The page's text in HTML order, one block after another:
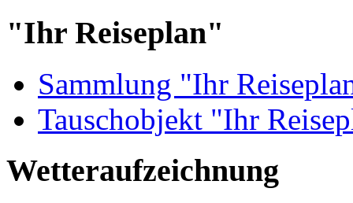
"Ihr Reiseplan"
Sammlung "Ihr
Tauschobjekt "Ihr
Wetteraufzeichnung